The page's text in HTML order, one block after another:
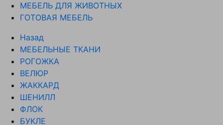
МЕБЕЛЬ ДЛЯ ЖИВОТНЫХ
ГОТОВАЯ МЕБЕЛЬ
Назад
МЕБЕЛЬНЫЕ ТКАНИ
РОГОЖКА
ВЕЛЮР
ЖАККАРД
ШЕНИЛЛ
ФЛОК
БУКЛЕ